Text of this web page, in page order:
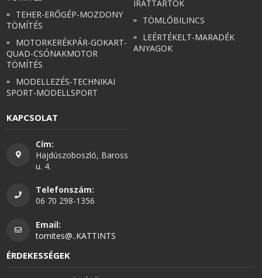
TEHER-ERŐGÉP-MOZDONY
TÖMÍTÉS
MOTORKERÉKPÁR-GOKART-
QUAD-CSÓNAKMOTOR
TÖMÍTÉS
MODELLEZÉS-TECHNIKAI
SPORT-MODELLSPORT
IRATTARTÓK
TÖMLŐBILINCS
LEÉRTÉKELT-MARADÉK
ANYAGOK
KAPCSOLAT
Cím:
Hajdúszoboszló, Baross
u. 4.
Telefonszám:
06 70 298-1356
Email:
tomites@..KATTINTS
ÉRDEKESSÉGEK